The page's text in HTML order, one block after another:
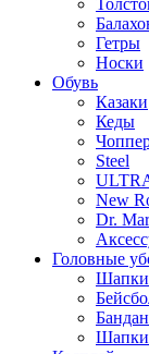
Гетры
Носки
Обувь
Казаки
Кеды
Steel
New
Dr.
Головные
Шапки
Шапки